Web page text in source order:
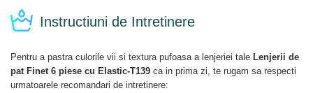
Instructiuni de Intretinere
Pentru a pastra culorile vii si textura pufoasa a lenjeriei tale Lenjerii de
pat Finet 6 piese cu Elastic-T139 ca in prima zi, te rugam sa respecti
urmatoarele recomandari de intretinere: